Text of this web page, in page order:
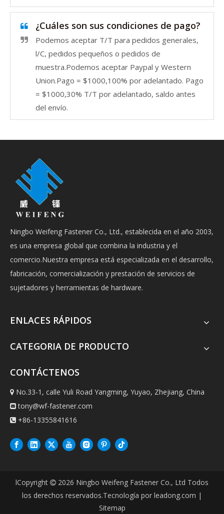
¿Cuáles son sus condiciones de pago?
Podemos aceptar T/T para pedidos generales,
l/C, pedidos pequeños o pedidos de
muestra.Podemos aceptar Paypal y Western
Union.Pago = $1000,100% por adelantado. Pago
= $1000,30% T/T por adelantado, saldo antes
del envío.
Ningbo Weifeng Fastener Co., Ltd., establecida en el año 2003,
es una empresa global que combina la industria y el
comercio.Nuestra empresa está especializada en el desarrollo,
fabricación, comercialización y prestación de servicios de
sujetadores y herramientas de hardware.
ENLACES RÁPIDOS
CATEGORIA DE PRODUCTO
CONTÁCTENOS
 No.33-1, calle Yuli Road Yangming, Yuyao, Zhejiang, China
 tony@wf-fastener.com
 +86-13355841616
lCopyright  2026 Ningbo Weifeng Fastener Co., Ltd Todos
los derechos reservados.Tecnología por leadong.com |
Sitemap